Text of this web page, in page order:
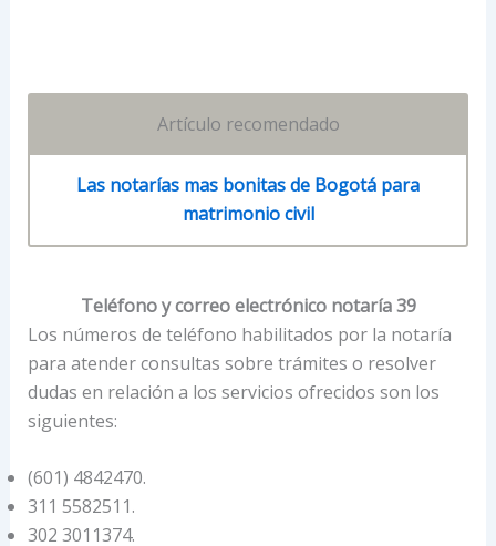
Artículo recomendado
Las notarías mas bonitas de Bogotá para
matrimonio civil
Teléfono y correo electrónico notaría 39
Los números de teléfono habilitados por la notaría
para atender consultas sobre trámites o resolver
dudas en relación a los servicios ofrecidos son los
siguientes:
(601) 4842470.
311 5582511.
302 3011374.